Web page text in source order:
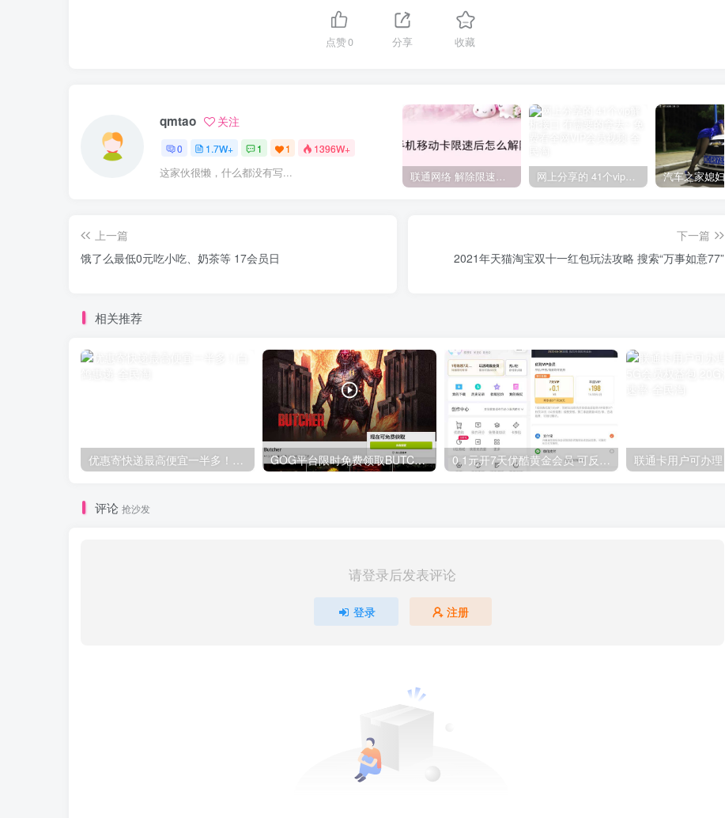
点赞0 分享 收藏
qmtao 关注
0 1.7W+ 1 1 1396W+
这家伙很懒，什么都没有写... 联通网络 解除限速方法参考！畅享、畅玩、老白干等及其它地区自测了 网上分享的 41个vip解析接口 有需要的拿去~ 免费看全网VIP会员视频
上一篇
饿了么最低0元吃小吃、奶茶等 17会员日
下一篇
2021年天猫淘宝双十一红包玩法攻略 搜索“万事如意77”
相关推荐
优惠寄快递最高便宜一半多！白鸽惠递 GOG平台限时免费领取BUTCHER（屠夫） 0.1元开7天优酷黄金会员 可反复开通需要关闭自动续费
评论 抢沙发
请登录后发表评论
登录 注册